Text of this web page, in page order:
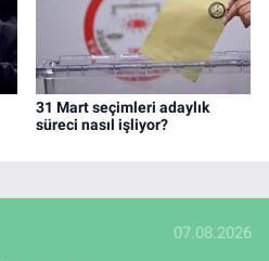
31 Mart seçimleri adaylık
süreci nasıl işliyor?
07.08.2026